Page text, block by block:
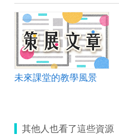
未來課堂的教學風景
其他人也看了這些資源